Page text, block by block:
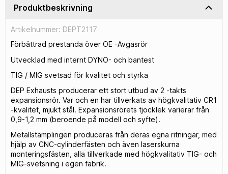
Produktbeskrivning
Artikelnummer: DEPT2117
Förbättrad prestanda över OE -Avgasrör
Utvecklad med internt DYNO- och bantest
TIG / MIG svetsad för kvalitet och styrka
DEP Exhausts producerar ett stort utbud av 2 -takts
expansionsrör. Var och en har tillverkats av högkvalitativ CR1
-kvalitet, mjukt stål. Expansionsrörets tjocklek varierar från
0,9-1,2 mm (beroende på modell och syfte).
Metallstämplingen produceras från deras egna ritningar, med
hjälp av CNC-cylinderfästen och även laserskurna
monteringsfästen, alla tillverkade med högkvalitativ TIG- och
MIG-svetsning i egen fabrik.